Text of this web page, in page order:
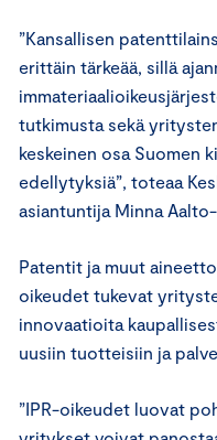
”Kansallisen
erittäin tärkeää, sillä
tutkimusta sekä
keskeinen osa Suomen
edellytyksiä”, toteaa
asiantuntija Minna
Patentit ja muut
oikeudet tukevat
innovaatioita
uusiin tuotteisiin ja
”IPR-oikeudet luovat